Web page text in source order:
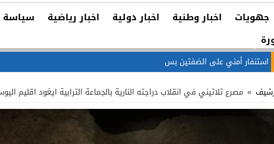
جهويات اخبار وطنية اخبار دولية اخبار رياضية سياسة
استنفار أمني على الضفتين بسبب دعوات رقمية مجهولة لإقتحا
» مصرع ثلاثيني في انقلاب دراجته النارية بالجماعة الترابية ايغود اقليم